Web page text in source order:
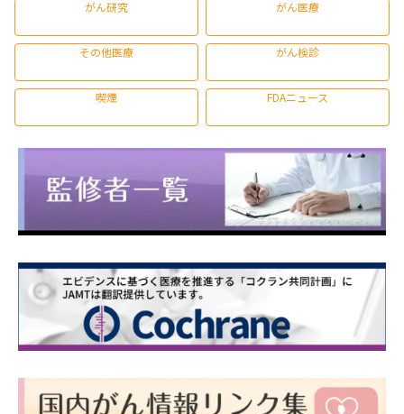
がん研究 がん医療
その他医療 がん検診
喫煙 FDAニュース